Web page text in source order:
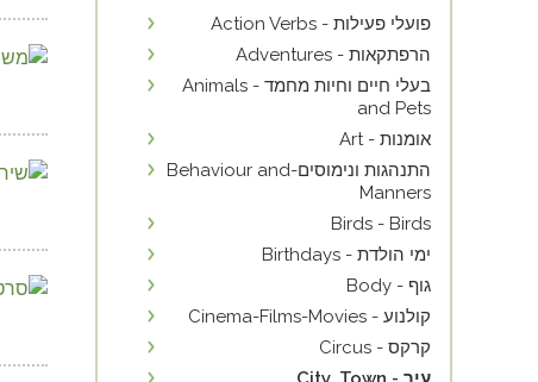
פועלי פעילות - Action Verbs
הרפתקאות - Adventures
בעלי חיים וחיות מחמד - Animals
and Pets
אומנות - Art
התנהגות ונימוסים-Behaviour and
Manners
Birds - Birds
ימי הולדת - Birthdays
גוף - Body
קולנוע - Cinema-Films-Movies
קרקס - Circus